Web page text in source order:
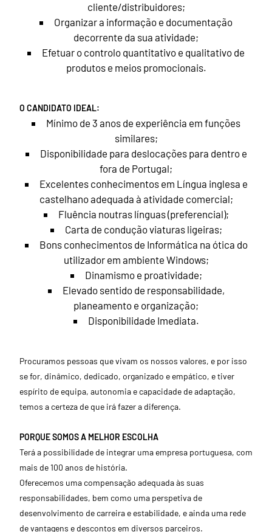
cliente/distribuidores;
Organizar a informação e documentação
decorrente da sua atividade;
Efetuar o controlo quantitativo e qualitativo de
produtos e meios promocionais.
O CANDIDATO IDEAL:
Mínimo de 3 anos de experiência em funções
similares;
Disponibilidade para deslocações para dentro e
fora de Portugal;
Excelentes conhecimentos em Língua inglesa e
castelhano adequada à atividade comercial;
Fluência noutras línguas (preferencial);
Carta de condução viaturas ligeiras;
Bons conhecimentos de Informática na ótica do
utilizador em ambiente Windows;
Dinamismo e proatividade;
Elevado sentido de responsabilidade,
planeamento e organização;
Disponibilidade Imediata.
Procuramos pessoas que vivam os nossos valores, e por isso
se for, dinâmico, dedicado, organizado e empático, e tiver
espírito de equipa, autonomia e capacidade de adaptação,
temos a certeza de que irá fazer a diferença.
PORQUE SOMOS A MELHOR ESCOLHA
Terá a possibilidade de integrar uma empresa portuguesa, com
mais de 100 anos de história.
Oferecemos uma compensação adequada às suas
responsabilidades, bem como uma perspetiva de
desenvolvimento de carreira e estabilidade, e ainda uma rede
de vantagens e descontos em diversos parceiros.